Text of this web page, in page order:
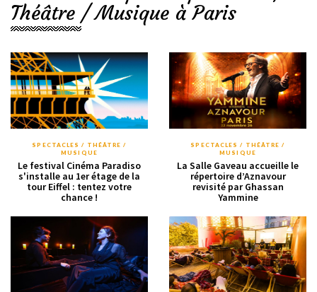
Théâtre / Musique à Paris
SPECTACLES / THÉÂTRE /
MUSIQUE
Le festival Cinéma Paradiso
s'installe au 1er étage de la
tour Eiffel : tentez votre
chance !
SPECTACLES / THÉÂTRE /
MUSIQUE
La Salle Gaveau accueille le
répertoire d’Aznavour
revisité par Ghassan
Yammine